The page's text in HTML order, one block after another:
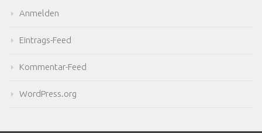
Anmelden
Eintrags-Feed
Kommentar-Feed
WordPress.org